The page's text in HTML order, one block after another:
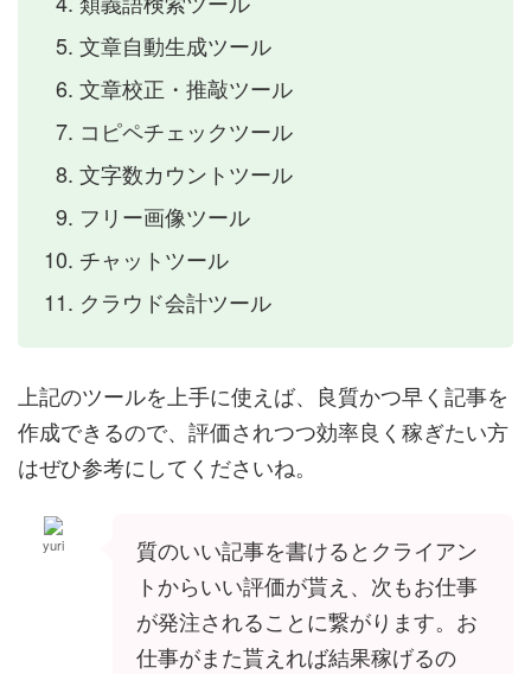
文章自動生成ツール
文章校正・推敲ツール
コピペチェックツール
文字数カウントツール
フリー画像ツール
チャットツール
クラウド会計ツール
上記のツールを上手に使えば、良質かつ早く記事を
作成できるので、評価されつつ効率良く稼ぎたい方
はぜひ参考にしてくださいね。
yuri
質のいい記事を書けるとクライアン
トからいい評価が貰え、次もお仕事
が発注されることに繋がります。お
仕事がまた貰えれば結果稼げるの